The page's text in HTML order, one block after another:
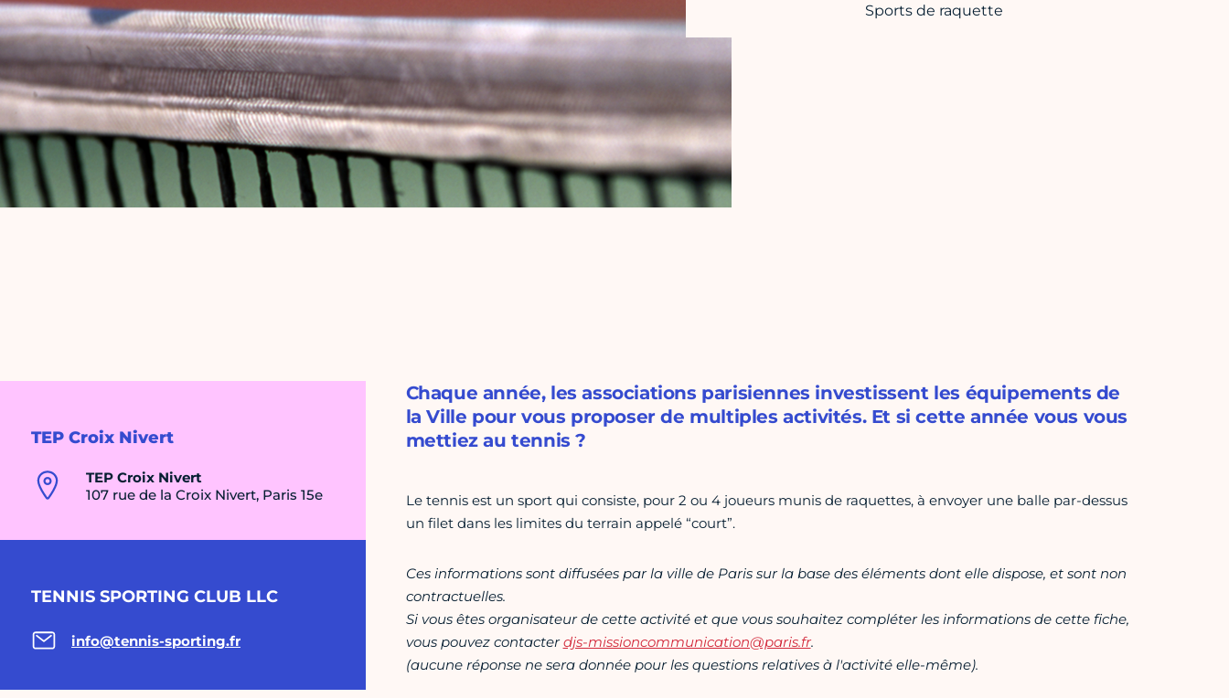
Sports de raquette
TEP Croix Nivert
TEP Croix Nivert
107 rue de la Croix Nivert, Paris 15e
TENNIS SPORTING CLUB LLC
info@tennis-sporting.fr
Chaque année, les associations parisiennes investissent les équipements de
la Ville pour vous proposer de multiples activités. Et si cette année vous vous
mettiez au tennis ?
Le tennis est un sport qui consiste, pour 2 ou 4 joueurs munis de raquettes, à envoyer une balle par-dessus
un filet dans les limites du terrain appelé “court”.
Ces informations sont diffusées par la ville de Paris sur la base des éléments dont elle dispose, et sont non
contractuelles.
Si vous êtes organisateur de cette activité et que vous souhaitez compléter les informations de cette fiche,
vous pouvez contacterdjs-missioncommunication@paris.fr.
(aucune réponse ne sera donnée pour les questions relatives à l'activité elle-même).